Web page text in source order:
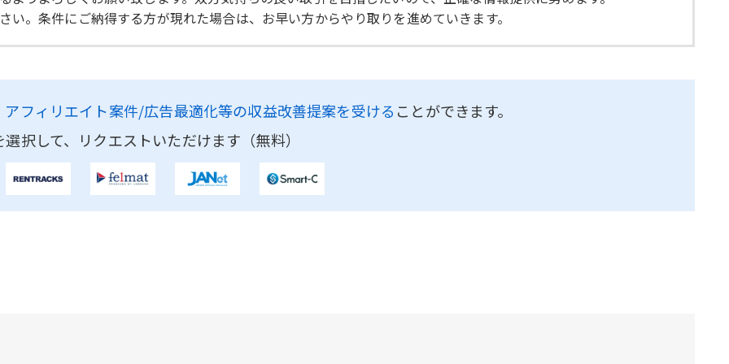
。条件にご納得する方が現れた場合は、お早い方からやり取りを進めていきます。
アフィリエイト案件/広告最適化等の収益改善提案を受ける ことができます。
択して、リクエストいただけます（無料）